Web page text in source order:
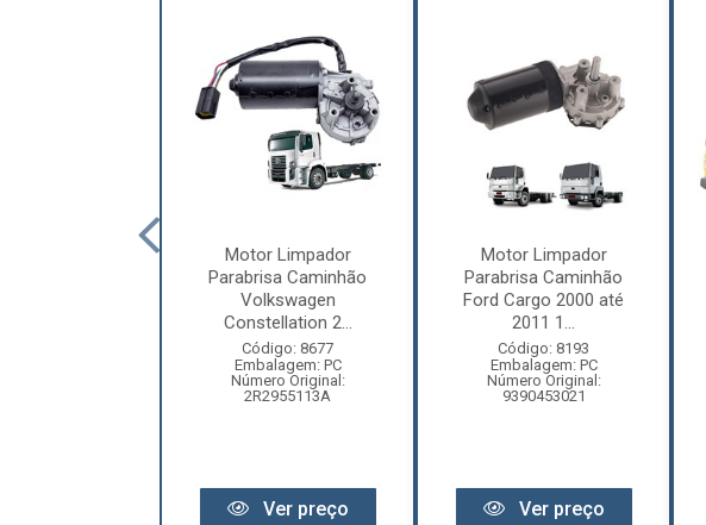
Motor Limpador
Parabrisa Caminhão
Volkswagen
Constellation 2...
Código: 8677
Embalagem: PC
Número Original:
2R2955113A
Ver preço
Motor Limpador
Parabrisa Caminhão
Ford Cargo 2000 até
2011 1...
Código: 8193
Embalagem: PC
Número Original:
9390453021
Ver preço